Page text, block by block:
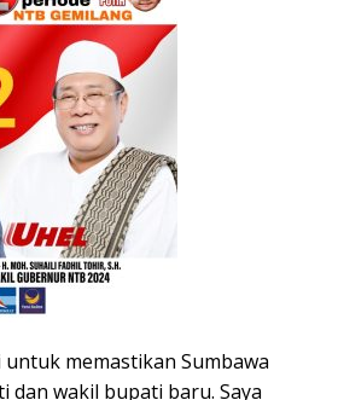
untuk memastikan Sumbawa
dan wakil bupati baru. Saya